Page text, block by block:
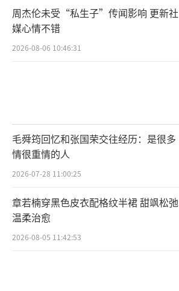
周杰伦未受“私生子”传闻影响 更新社
媒心情不错
2026-08-06 10:46:31
毛舜筠回忆和张国荣交往经历：是很多
情很重情的人
2026-07-28 11:00:25
章若楠穿黑色皮衣配格纹半裙 甜飒松弛
温柔治愈
2026-08-05 11:42:53